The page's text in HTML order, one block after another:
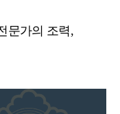
문가의 조력,